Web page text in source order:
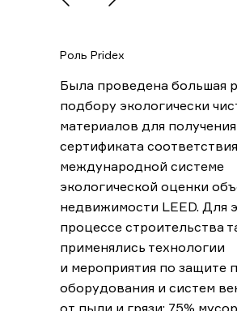
Была проведена большая
подбору экологически
материалов для получения
сертификата
международной системе
экологической оценки
недвижимости LEED. Для
процессе строительства
применялись технологии
и мероприятия по защите
оборудования и систем
Роль Pridex